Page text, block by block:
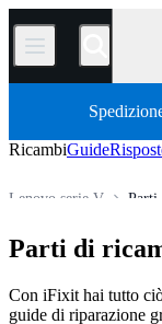
/
RicambiGuide
Parti
Lenovo serie V
Parti di
Con iFixit hai tutto
guide di riparazione